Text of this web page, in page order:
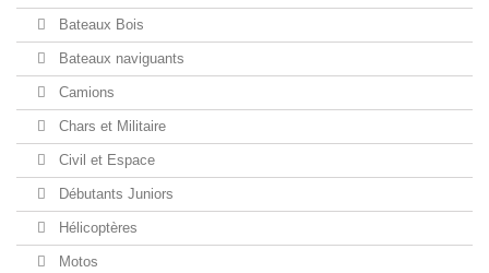
Bateaux Bois
Bateaux naviguants
Camions
Chars et Militaire
Civil et Espace
Débutants Juniors
Hélicoptères
Motos